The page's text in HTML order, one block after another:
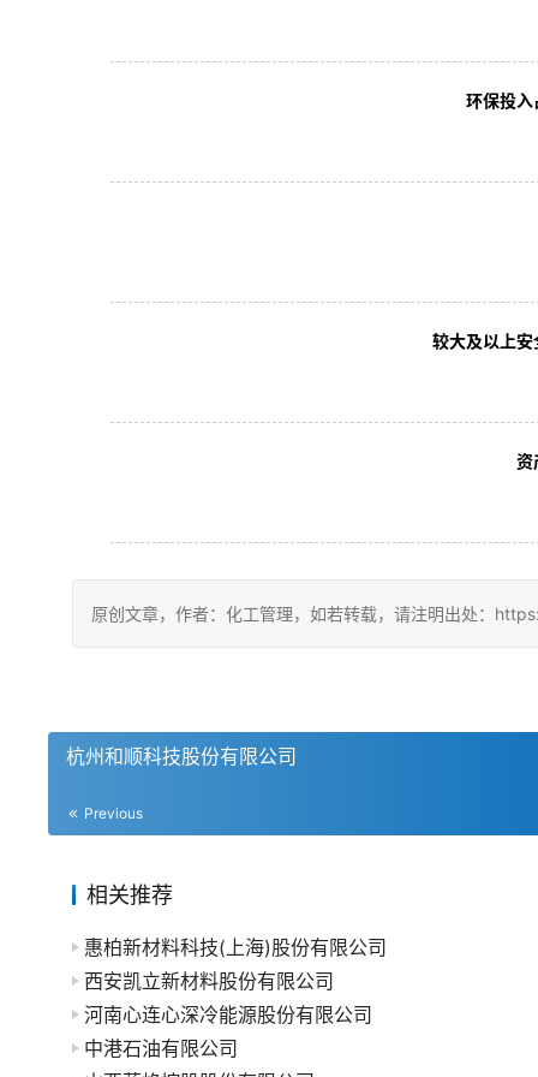
环保投入
较大及以上
资
原创文章，作者：化工管理，如若转载，请注明出处：
杭州和顺科技股份有限公司
Previous
相关推荐
惠柏新材料科技(上海)股份有限公司
西安凯立新材料股份有限公司
河南心连心深冷能源股份有限公司
中港石油有限公司